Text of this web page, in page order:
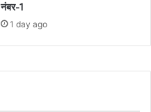
नंबर-1
1 day ago